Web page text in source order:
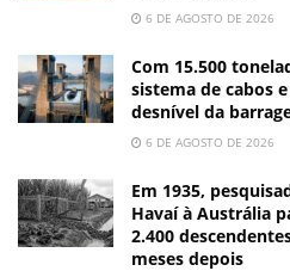
6 DE AGOSTO DE 2026
Com 15.500
sistema de cabos
desnível da
6 DE AGOSTO DE 2026
Em 1935,
Havaí à Austrália
2.400
meses depois